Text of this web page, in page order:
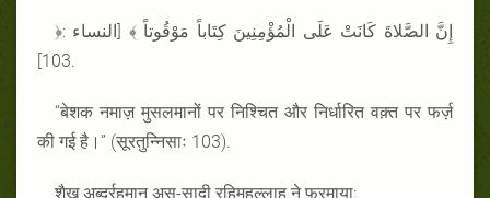
﴿إِنَّ الصَّلاةَ كَانَتْ عَلَى الْمُؤْمِنِينَ كِتَاباً مَوْقُوتاً ﴾ [النساء :
103].
“बेशक नमाज़ मुसलमानों पर निश्चित और निर्धारित वक़्त पर फर्ज़
की गई है।” (सूरतुन्निसाः 103).
शैख अब्दुर्रहमान अस-सादी रहिमहुल्लाह ने फरमाया: